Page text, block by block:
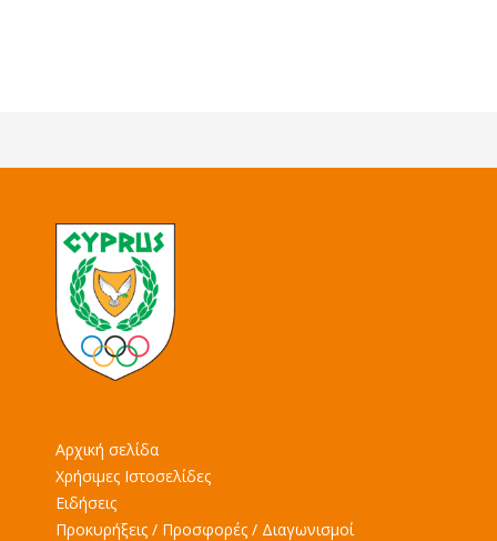
Αρχική σελίδα
Χρήσιμες Ιστοσελίδες
Ειδήσεις
Προκυρήξεις / Προσφορές / Διαγωνισμοί